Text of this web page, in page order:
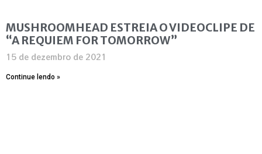
MUSHROOMHEAD ESTREIA O VIDEOCLIPE DE
“A REQUIEM FOR TOMORROW”
15 de dezembro de 2021
Continue lendo »